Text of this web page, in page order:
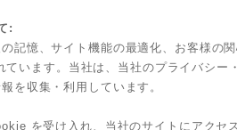
:
記憶、サイト機能の最適化、お客様の
います。当社は、当社のプライバシー
を収集・利用しています。
を受け入れ、当社のサイトにアクセ